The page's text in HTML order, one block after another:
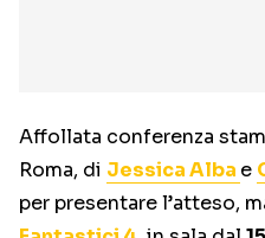
Affollata conferenza
Roma, di Jessica Alba e
per presentare l’atteso,